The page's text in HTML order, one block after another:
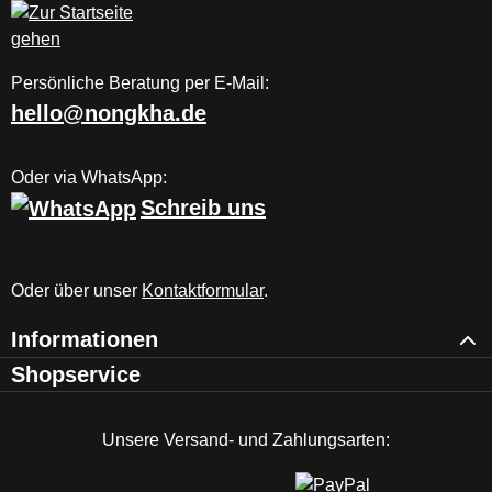
Persönliche Beratung per E-Mail:
hello@nongkha.de
Oder via WhatsApp:
Schreib uns
Oder über unser Kontaktformular.
Informationen
Shopservice
Unsere Versand- und Zahlungsarten: